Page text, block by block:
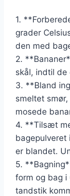
1.
grader
den med
2.
skål, indtil de
3. **Bland
smeltet
mosede
4. **Tilsæt
bagepulveret
er blandet.
5.
form og bag
tandstik